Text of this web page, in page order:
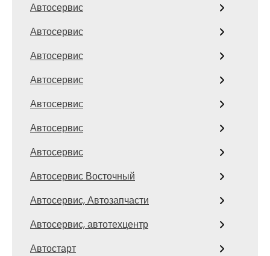
Автосервис
Автосервис
Автосервис
Автосервис
Автосервис
Автосервис
Автосервис
Автосервис Восточный
Автосервис, Автозапчасти
Автосервис, автотехцентр
Автостарт